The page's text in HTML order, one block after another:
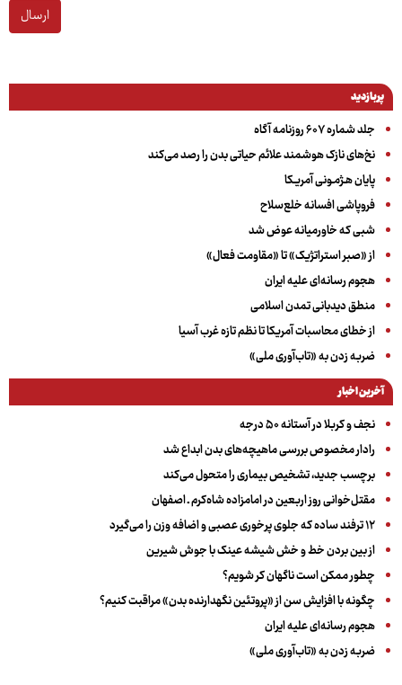
ارسال
پربازدید
جلد شماره ۶۰۷ روزنامه آگاه
نخ‌های نازک هوشمند علائم حیاتی بدن را رصد می‌کند
پایان هـژمـونی آمریـکا
فروپاشی افسانه خلع‌سلاح
شبی که خاورمیانه عوض شد
از «صبر استراتژیک» تا «مقاومت فعال»
هجوم رسانه‌ای علیه ایران
منطق دیدبانی تمدن اسلامی
از خطای محاسبات آمریکا تا نظم تازه غرب آسیا
ضربه زدن به «تاب‌آوری ملی»
آخرین اخبار
نجف و کربلا در آستانه ۵۰ درجه
رادار مخصوص بررسی ماهیچه‌های بدن ابداع شد
برچسب جدید، تشخیص بیماری را متحول می‌کند
مقتل‌خوانی روز اربعین در امامزاده شاه‌کرم ـ اصفهان
۱۲ ترفند ساده که جلوی پرخوری عصبی و اضافه ‌وزن را می‌گیرد
از بین بردن خط و خش شیشه عینک با جوش شیرین
چطور ممکن است ناگهان کر شویم؟
چگونه با افزایش سن از «پروتئین نگهدارنده بدن» مراقبت کنیم؟
هجوم رسانه‌ای علیه ایران
ضربه زدن به «تاب‌آوری ملی»